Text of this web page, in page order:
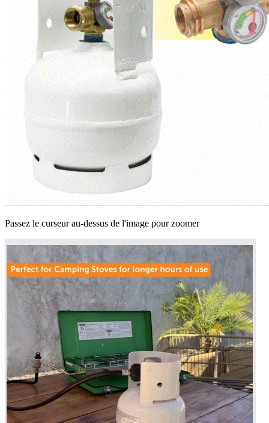
Passez le curseur au-dessus de l'image pour zoomer